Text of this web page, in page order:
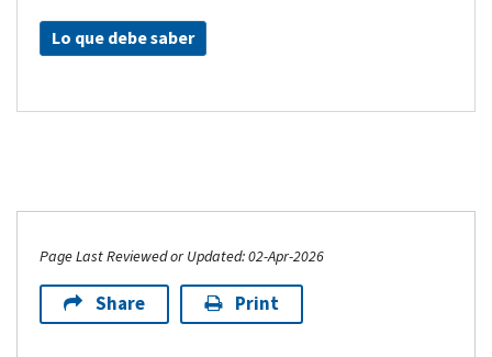
Lo que debe saber
Page Last Reviewed or Updated: 02-Apr-2026
Share Print